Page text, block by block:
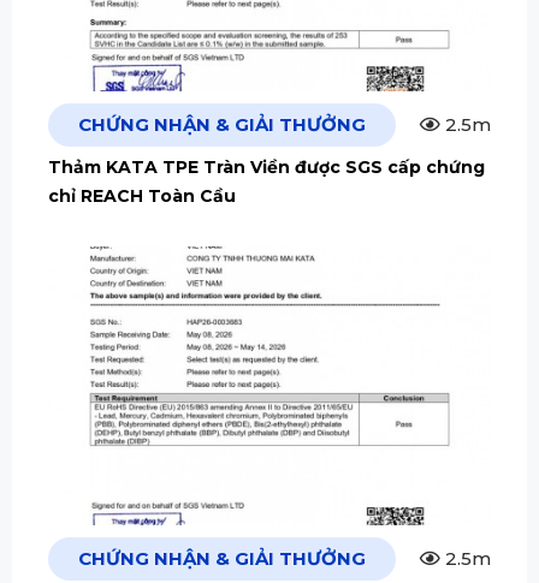
CHỨNG NHẬN & GIẢI THƯỞNG 2.5m
Thảm KATA TPE Tràn Viền được SGS cấp chứng
chỉ REACH Toàn Cầu
CHỨNG NHẬN & GIẢI THƯỞNG 2.5m